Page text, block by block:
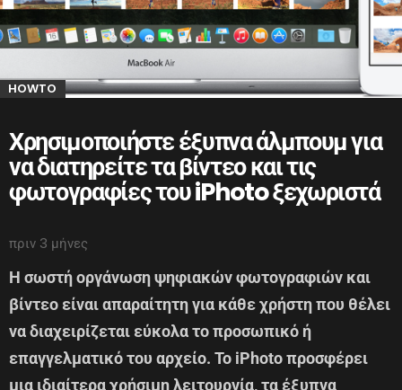
HOWTO
Χρησιμοποιήστε έξυπνα άλμπουμ για
να διατηρείτε τα βίντεο και τις
φωτογραφίες του iPhoto ξεχωριστά
πριν 3 μήνες
Η σωστή οργάνωση ψηφιακών φωτογραφιών και
βίντεο είναι απαραίτητη για κάθε χρήστη που θέλει
να διαχειρίζεται εύκολα το προσωπικό ή
επαγγελματικό του αρχείο. Το iPhoto προσφέρει
μια ιδιαίτερα χρήσιμη λειτουργία, τα έξυπνα